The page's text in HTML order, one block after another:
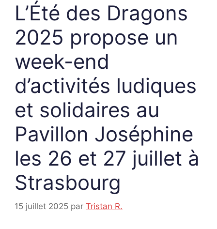
L’Été des Dragons
2025 propose un
week-end
d’activités ludiques
et solidaires au
Pavillon Joséphine
les 26 et 27 juillet à
Strasbourg
15 juillet 2025 par Tristan R.